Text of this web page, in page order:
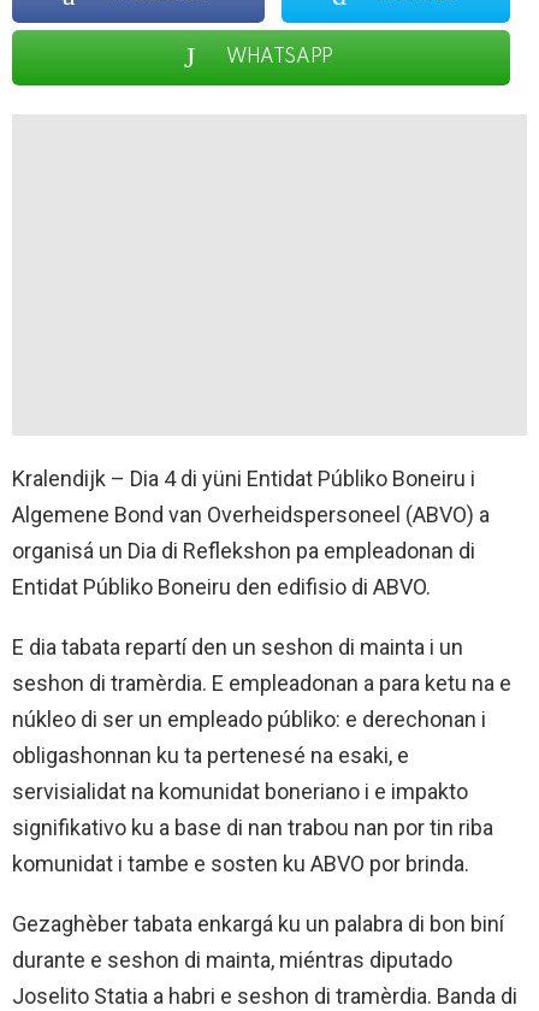
WHATSAPP
Kralendijk – Dia 4 di yüni Entidat Públiko Boneiru i
Algemene Bond van Overheidspersoneel (ABVO) a
organisá un Dia di Reflekshon pa empleadonan di
Entidat Públiko Boneiru den edifisio di ABVO.
E dia tabata repartí den un seshon di mainta i un
seshon di tramèrdia. E empleadonan a para ketu na e
núkleo di ser un empleado públiko: e derechonan i
obligashonnan ku ta pertenesé na esaki, e
servisialidat na komunidat boneriano i e impakto
signifikativo ku a base di nan trabou nan por tin riba
komunidat i tambe e sosten ku ABVO por brinda.
Gezaghèber tabata enkargá ku un palabra di bon biní
durante e seshon di mainta, miéntras diputado
Joselito Statia a habri e seshon di tramèrdia. Banda di